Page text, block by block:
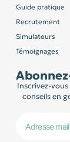
Guide pratique
Recrutement
Simulateurs
Témoignages
Inscrivez-
conseils en